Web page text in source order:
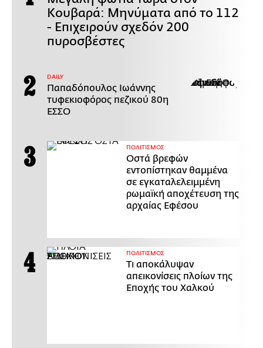
Κουβαρά: Μηνύματα από το 112
- Επιχειρούν σχεδόν 200
πυροσβέστες
DAILY
Παπαδόπουλος Ιωάννης
τυφεκιοφόρος πεζικού 80η
ΕΣΣΟ
ΠΟΛΙΤΙΣΜΟΣ
Οστά βρεφών
εντοπίστηκαν θαμμένα
σε εγκαταλελειμμένη
ρωμαϊκή αποχέτευση της
αρχαίας Εφέσου
ΠΟΛΙΤΙΣΜΟΣ
Τι αποκάλυψαν
απεικονίσεις πλοίων της
Εποχής του Χαλκού